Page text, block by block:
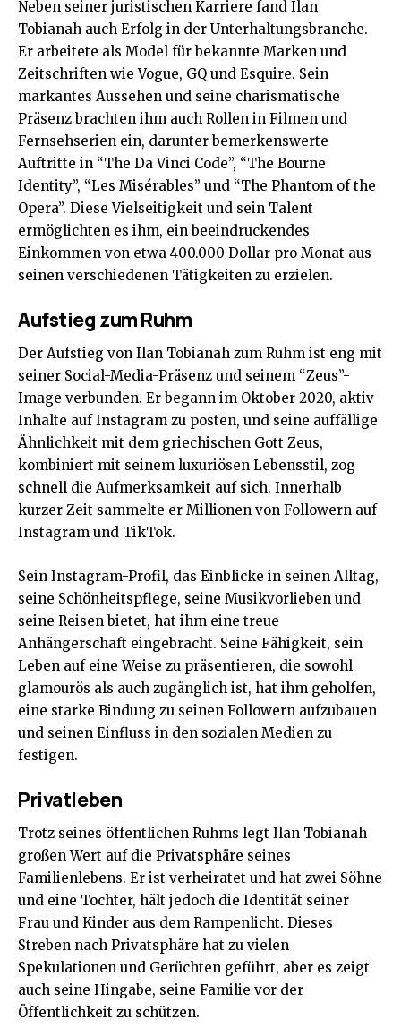
Neben seiner juristischen Karriere fand Ilan
Tobianah auch Erfolg in der Unterhaltungsbranche.
Er arbeitete als Model für bekannte Marken und
Zeitschriften wie Vogue, GQ und Esquire. Sein
markantes Aussehen und seine charismatische
Präsenz brachten ihm auch Rollen in Filmen und
Fernsehserien ein, darunter bemerkenswerte
Auftritte in “The Da Vinci Code”, “The Bourne
Identity”, “Les Misérables” und “The Phantom of the
Opera”. Diese Vielseitigkeit und sein Talent
ermöglichten es ihm, ein beeindruckendes
Einkommen von etwa 400.000 Dollar pro Monat aus
seinen verschiedenen Tätigkeiten zu erzielen.
Aufstieg zum Ruhm
Der Aufstieg von Ilan Tobianah zum Ruhm ist eng mit
seiner Social-Media-Präsenz und seinem “Zeus”-
Image verbunden. Er begann im Oktober 2020, aktiv
Inhalte auf Instagram zu posten, und seine auffällige
Ähnlichkeit mit dem griechischen Gott Zeus,
kombiniert mit seinem luxuriösen Lebensstil, zog
schnell die Aufmerksamkeit auf sich. Innerhalb
kurzer Zeit sammelte er Millionen von Followern auf
Instagram und TikTok.
Sein Instagram-Profil, das Einblicke in seinen Alltag,
seine Schönheitspflege, seine Musikvorlieben und
seine Reisen bietet, hat ihm eine treue
Anhängerschaft eingebracht. Seine Fähigkeit, sein
Leben auf eine Weise zu präsentieren, die sowohl
glamourös als auch zugänglich ist, hat ihm geholfen,
eine starke Bindung zu seinen Followern aufzubauen
und seinen Einfluss in den sozialen Medien zu
festigen.
Privatleben
Trotz seines öffentlichen Ruhms legt Ilan Tobianah
großen Wert auf die Privatsphäre seines
Familienlebens. Er ist verheiratet und hat zwei Söhne
und eine Tochter, hält jedoch die Identität seiner
Frau und Kinder aus dem Rampenlicht. Dieses
Streben nach Privatsphäre hat zu vielen
Spekulationen und Gerüchten geführt, aber es zeigt
auch seine Hingabe, seine Familie vor der
Öffentlichkeit zu schützen.